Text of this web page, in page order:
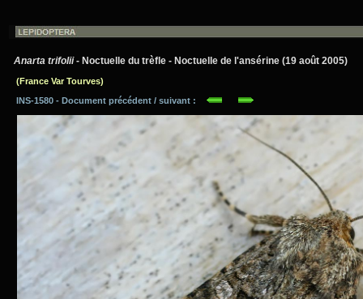
Anarta trifolii- Noctuelle du trèfle - Noctuelle de l'ansérine (19 août 2005)
(France Var Tourves)
INS-1580 - Document précédent / suivant :